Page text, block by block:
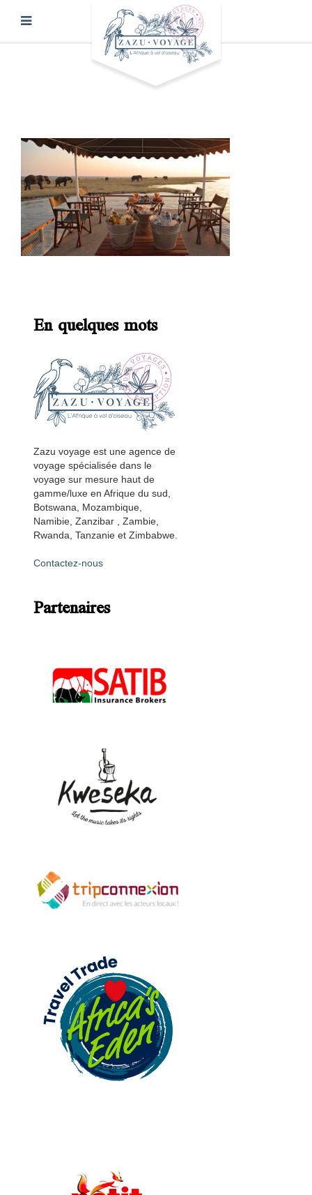
En quelques mots
Zazu voyage est une agence de
voyage spécialisée dans le
voyage sur mesure haut de
gamme/luxe en Afrique du sud,
Botswana, Mozambique,
Namibie, Zanzibar , Zambie,
Rwanda, Tanzanie et Zimbabwe.
Contactez-nous
Partenaires